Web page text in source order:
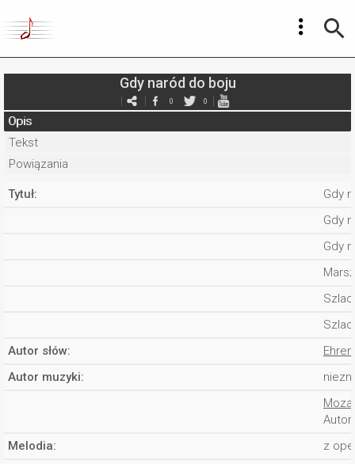
Gdy naród do boju
0 0
Opis
Tekst
Powiązania
Tytuł:
Gdy
Gdy
Gdy
Autor słów:
Autor muzyki:
Autor
Melodia:
z